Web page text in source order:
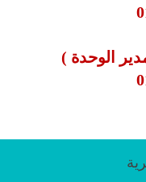
الوحدة )